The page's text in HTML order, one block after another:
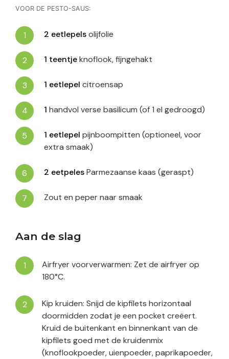
VOOR DE PESTO-SAUS:
2 eetlepelsolijfolie
1 teentjeknoflook, fijngehakt
1 eetlepel citroensap
1 handvol verse basilicum (of 1 el gedroogd)
1 eetlepel pijnboompitten (optioneel, voor
extra smaak)
2 eetpelesParmezaanse kaas (geraspt)
Zout en peper naar smaak
Aan de slag
Airfryer voorverwarmen: Zet de airfryer op
180°C.
Kip kruiden: Snijd de kipfilets horizontaal
doormidden zodat je een pocket creëert.
Kruid de buitenkant en binnenkant van de
kipfilets goed met de kruidenmix
(knoflookpoeder, uienpoeder, paprikapoeder,